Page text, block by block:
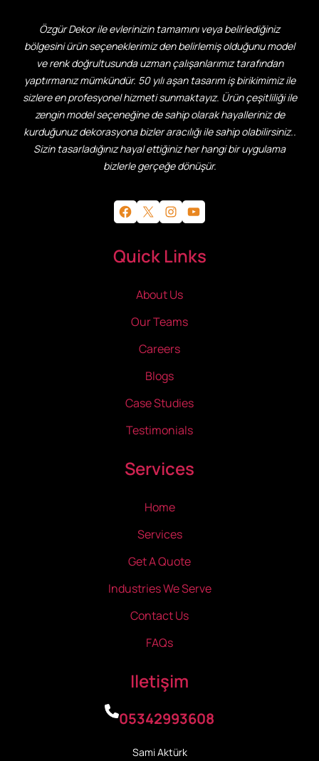
Özgür Dekor ile evlerinizin tamamını veya belirlediğiniz
bölgesini ürün seçeneklerimiz den belirlemiş olduğunu model
ve renk doğrultusunda uzman çalışanlarımız tarafından
yaptırmanız mümkündür. 50 yılı aşan tasarım iş birikimimiz ile
sizlere en profesyonel hizmeti sunmaktayız. Ürün çeşitliliği ile
zengin model seçeneğine de sahip olarak hayalleriniz de
kurduğunuz dekorasyona bizler aracılığı ile sahip olabilirsiniz..
Sizin tasarladığınız hayal ettiğiniz her hangi bir uygulama
bizlerle gerçeğe dönüşür.
Facebook X Instagram YouTube
Quick Links
About Us
Our Teams
Careers
Blogs
Case Studies
Testimonials
Services
Home
Services
Get A Quote
Industries We Serve
Contact Us
FAQs
Iletişim
05342993608
Sami Aktürk